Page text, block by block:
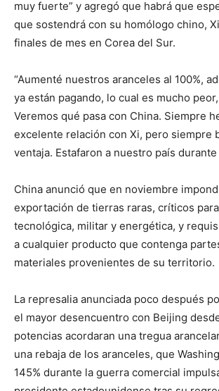
muy fuerte” y agregó que habrá que
que sostendrá con su homólogo chino,
finales de mes en Corea del Sur.
“Aumenté nuestros aranceles al 100%,
ya están pagando, lo cual es mucho
Veremos qué pasa con China. Siempre
excelente relación con Xi, pero siempre
ventaja. Estafaron a nuestro país durante
China anunció que en noviembre
exportación de tierras raras, críticos
tecnológica, militar y energética, y
a cualquier producto que contenga
materiales provenientes de su territorio.
La represalia anunciada poco después
el mayor desencuentro con Beijing
potencias acordaran una tregua
una rebaja de los aranceles, que
145% durante la guerra comercial